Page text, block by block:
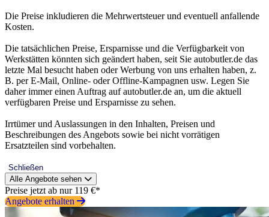
Die Preise inkludieren die Mehrwertsteuer und eventuell anfallende
Kosten.
Die tatsächlichen Preise, Ersparnisse und die Verfügbarkeit von
Werkstätten könnten sich geändert haben, seit Sie autobutler.de das
letzte Mal besucht haben oder Werbung von uns erhalten haben, z.
B. per E-Mail, Online- oder Offline-Kampagnen usw. Legen Sie
daher immer einen Auftrag auf autobutler.de an, um die aktuell
verfügbaren Preise und Ersparnisse zu sehen.
Irrtümer und Auslassungen in den Inhalten, Preisen und
Beschreibungen des Angebots sowie bei nicht vorrätigen
Ersatzteilen sind vorbehalten.
Schließen
Alle Angebote sehen
Preise jetzt ab nur 119 €*
Angebote erhalten